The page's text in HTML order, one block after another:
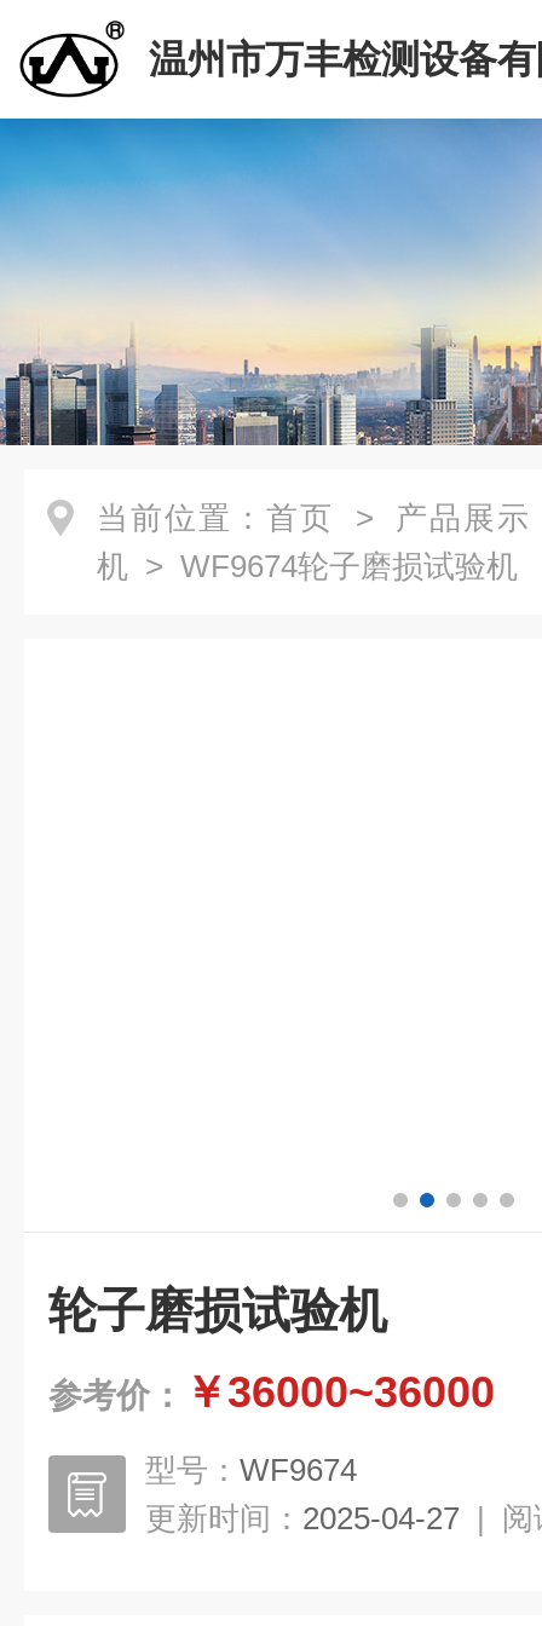
温州市万丰检测设备
当前位置： 首页 > 产品展示
机 > WF9674轮子磨损试验机
轮子磨损试验机
参考价： ￥36000~36000
型号： WF9674
更新时间： 2025-04-27 | 阅